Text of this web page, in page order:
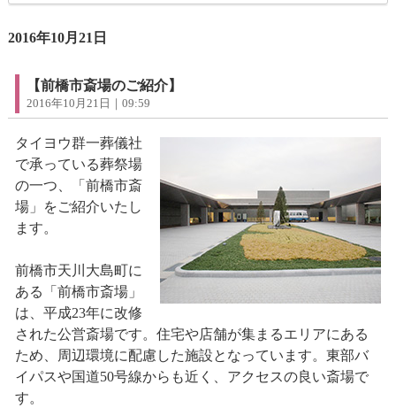
2016年10月21日
【前橋市斎場のご紹介】
2016年10月21日｜09:59
タイヨウ群一葬儀社
で承っている葬祭場
の一つ、「前橋市斎
場」をご紹介いたし
ます。
前橋市天川大島町に
ある「前橋市斎場」
は、平成23年に改修
された公営斎場です。住宅や店舗が集まるエリアにある
ため、周辺環境に配慮した施設となっています。東部バ
イパスや国道50号線からも近く、アクセスの良い斎場で
す。